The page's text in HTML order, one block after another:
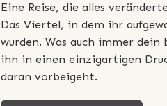
Eine Reise, die alles
Das Viertel, in dem ihr
wurden. Was auch immer
ihn in einen einzigartigen
daran vorbeigeht.